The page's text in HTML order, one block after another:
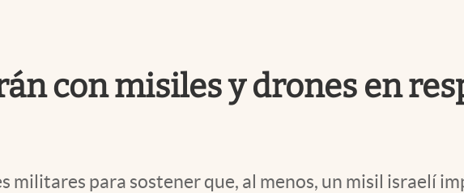
con misiles y drones en
militares para sostener que, al menos, un misil israelí